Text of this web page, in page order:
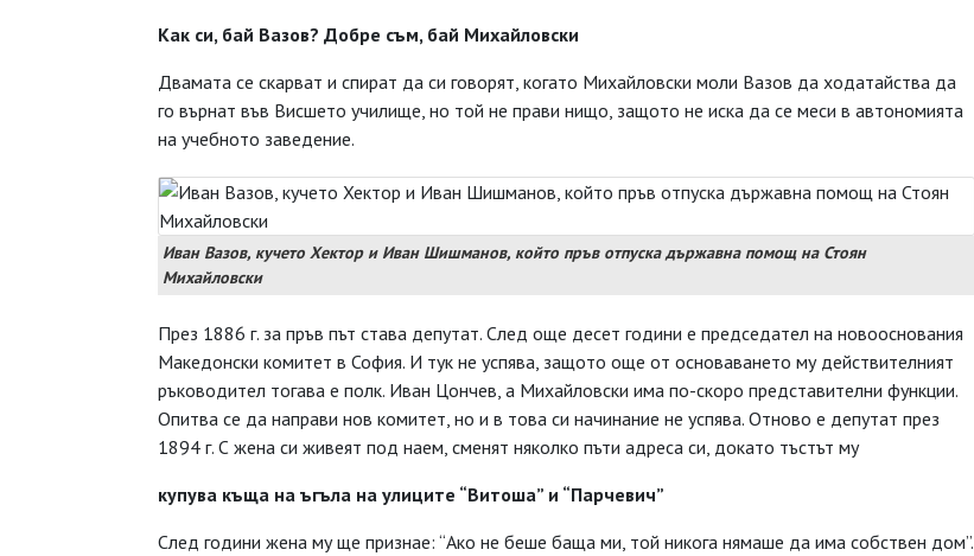
Как си, бай Вазов? Добре съм, бай Михайловски
Двамата се скарват и спират да си говорят, когато Михайловски моли Вазов да ходатайства да
го върнат във Висшето училище, но той не прави нищо, защото не иска да се меси в автономията
на учебното заведение.
Иван Вазов, кучето Хектор и Иван Шишманов, който пръв отпуска държавна помощ на Стоян
Михайловски
През 1886 г. за пръв път става депутат. След още десет години е председател на новооснования
Македонски комитет в София. И тук не успява, защото още от основаването му действителният
ръководител тогава е полк. Иван Цончев, а Михайловски има по-скоро представителни функции.
Опитва се да направи нов комитет, но и в това си начинание не успява. Отново е депутат през
1894 г. С жена си живеят под наем, сменят няколко пъти адреса си, докато тъстът му
купува къща на ъгъла на улиците “Витоша” и “Парчевич”
След години жена му ще признае: “Ако не беше баща ми, той никога нямаше да има собствен дом”.